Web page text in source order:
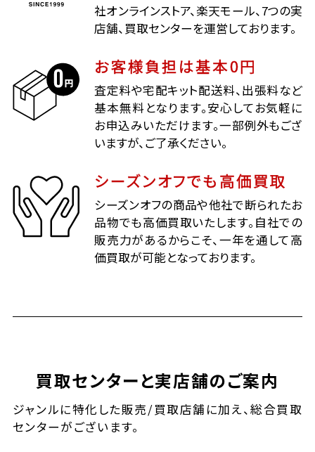
社オンラインストア、楽天モール、7つの実
店舗、買取センターを運営しております。
お客様負担は基本0円
査定料や宅配キット配送料、出張料など
基本無料となります。安心してお気軽に
お申込みいただけます。一部例外もござ
いますが、ご了承ください。
シーズンオフでも高価買取
シーズンオフの商品や他社で断られたお
品物でも高価買取いたします。自社での
販売力があるからこそ、一年を通して高
価買取が可能となっております。
買取センターと実店舗のご案内
ジャンルに特化した販売/買取店舗に加え、総合買取
センターがございます。